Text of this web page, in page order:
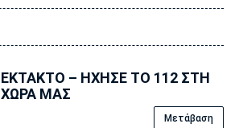
ΕΚΤΑΚΤΟ – ΗΧΗΣΕ ΤΟ 112 ΣΤΗ
ΧΩΡΑ ΜΑΣ
Μετάβαση